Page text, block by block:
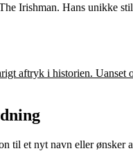
Irishman. Hans unikke
aftryk i historien. Uanset
et nyt navn eller ønsker